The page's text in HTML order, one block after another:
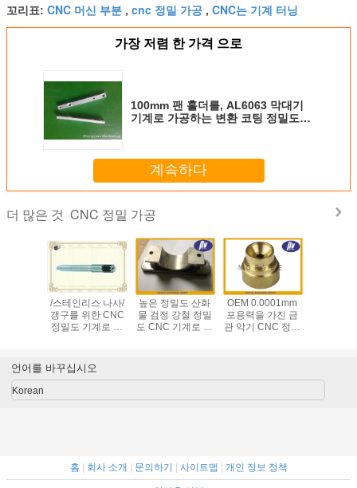
꼬리표: CNC 머신 부분 , cnc 정밀 가공 , CNC는 기계 터닝
가장 저렴 한 가격 으로
100mm 팬 홀더를, AL6063 막대기
기계로 가공하는 변환 코팅 정밀도
계속하다
더 많은 것 CNC 정밀 가공
/스테인리스 나사/
갱구를 위한 CNC
정밀도 기계로 가
망합니다
높은 정밀도 산화
물 검정 강철 정밀
도 CNC 기계로 가
OEM 0.0001mm
포용력을 가진 금
관 악기 CNC 정밀
언어를 바꾸십시오
Korean
홈 | 회사 소개 | 문의하기 | 사이트맵 | 개인 정보 정책